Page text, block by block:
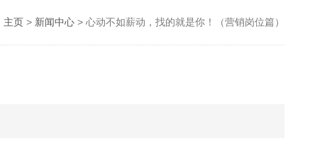
主页> 新闻中心> 心动不如薪动，找的就是你！（营销岗位篇）